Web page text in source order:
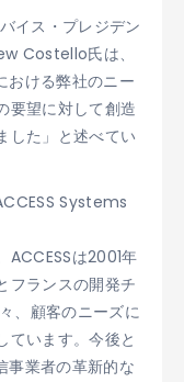
イス・プレジデン
Costello氏は、
おける弊社のニー
要望に対して創造
した」と述べてい
Systems
ACCESSは2001年
フランスの開発チ
、顧客のニーズに
ています。今後と
事業者の革新的な